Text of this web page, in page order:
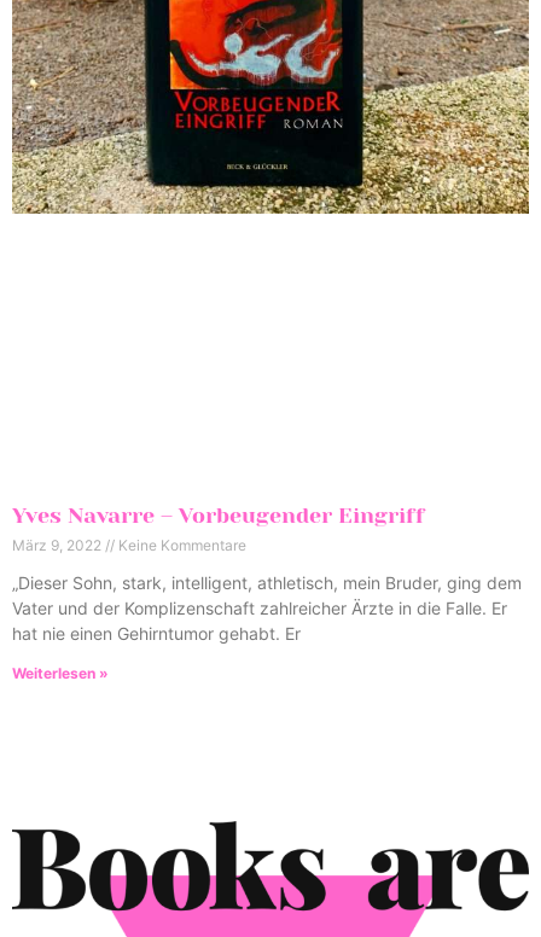
Yves Navarre – Vorbeugender Eingriff
März 9, 2022 Keine Kommentare
„Dieser Sohn, stark, intelligent, athletisch, mein Bruder, ging dem
Vater und der Komplizenschaft zahlreicher Ärzte in die Falle. Er
hat nie einen Gehirntumor gehabt. Er
Weiterlesen »